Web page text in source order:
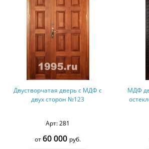
МДФ дверь в античном стиле с
остеклением и решеткой №29
Арт: 457
от90 000